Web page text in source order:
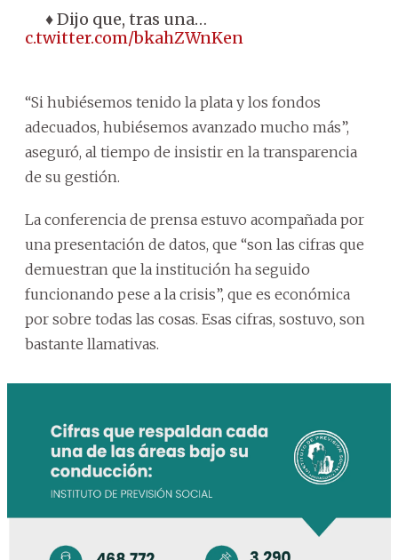
♦️ Dijo que, tras una…
pic.twitter.com/bkahZWnKen
“Si hubiésemos tenido la plata y los fondos
adecuados, hubiésemos avanzado mucho más”,
aseguró, al tiempo de insistir en la transparencia
de su gestión.
La conferencia de prensa estuvo acompañada por
una presentación de datos, que “son las cifras que
demuestran que la institución ha seguido
funcionando pese a la crisis”, que es económica
por sobre todas las cosas. Esas cifras, sostuvo, son
bastante llamativas.